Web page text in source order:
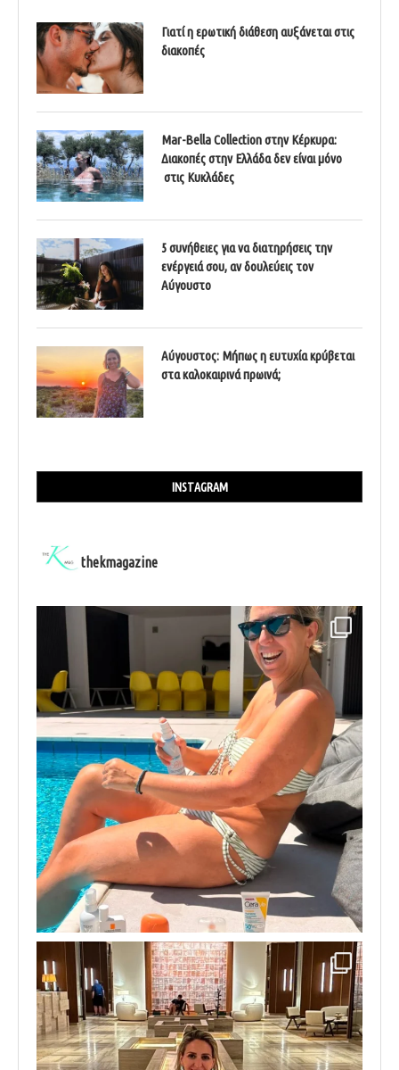
Γιατί η ερωτική διάθεση αυξάνεται στις
διακοπές
Mar-Bella Collection στην Κέρκυρα:
Διακοπές στην Ελλάδα δεν είναι μόνο
στις Κυκλάδες
5 συνήθειες για να διατηρήσεις την
ενέργειά σου, αν δουλεύεις τον
Αύγουστο
Αύγουστος: Μήπως η ευτυχία κρύβεται
στα καλοκαιρινά πρωινά;
INSTAGRAM
thekmagazine